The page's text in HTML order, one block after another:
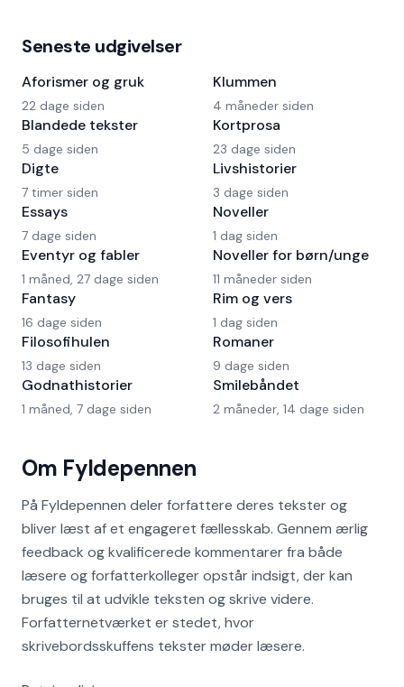
Om Fyldepennen
På Fyldepennen deler forfattere deres tekster og
bliver læst af et engageret fællesskab. Gennem ærlig
feedback og kvalificerede kommentarer fra både
læsere og forfatterkolleger opstår indsigt, der kan
bruges til at udvikle teksten og skrive videre.
Forfatternetværket er stedet, hvor
skrivebordsskuffens tekster møder læsere.
Seneste udgivelser
Aforismer og gruk
22 dage siden
Blandede tekster
5 dage siden
Digte
7 timer siden
Essays
7 dage siden
Eventyr og fabler
1 måned, 27 dage siden
Fantasy
16 dage siden
Filosofihulen
13 dage siden
Godnathistorier
1 måned, 7 dage siden
Klummen
4 måneder siden
Kortprosa
23 dage siden
Livshistorier
3 dage siden
Noveller
1 dag siden
Noveller for børn/unge
11 måneder siden
Rim og vers
1 dag siden
Romaner
9 dage siden
Smilebåndet
2 måneder, 14 dage siden